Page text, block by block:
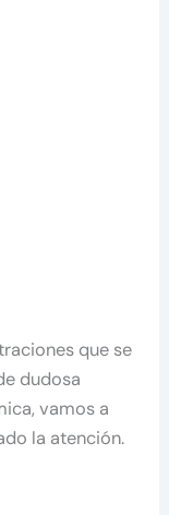
que se
dudosa
vamos a
la atención.